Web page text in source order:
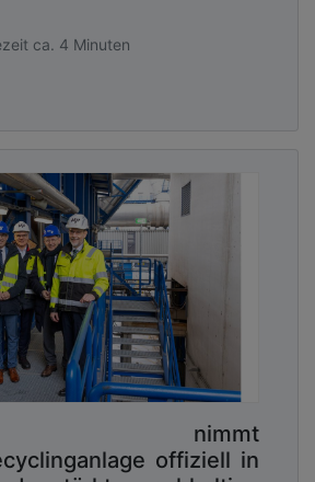
ca. 4 Minuten
nimmt
offiziell in